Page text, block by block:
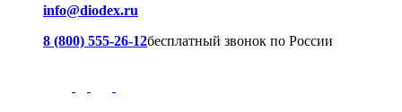
info@diodex.ru
8 (800) 555-26-12бесплатный звонок по России